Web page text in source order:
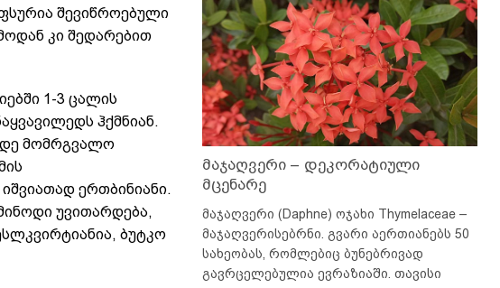
შევიწროებული
კი შედარებით
1-3 ცალის
ჰქმნიან.
მომრგვალო
ერთბინიანი.
უვითარდება,
ბუტკო
მაჯაღვერი – დეკორატიული
მცენარე
მაჯაღვერი (Daphne) ოჯახი Thymelaceae –
მაჯაღვერისებრნი. გვარი აერთიანებს 50
სახეობას, რომლებიც ბუნებრივად
გავრცელებულია ევრაზიაში. თავისი